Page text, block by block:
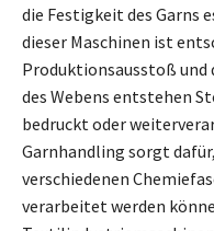
die Festigkeit des Garns
dieser Maschinen ist
Produktionsausstoß
des Webens entstehen
bedruckt oder
Garnhandling sorgt
verschiedenen
verarbeitet werden